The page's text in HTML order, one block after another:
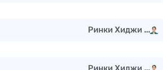
Ринки Хиджи ...